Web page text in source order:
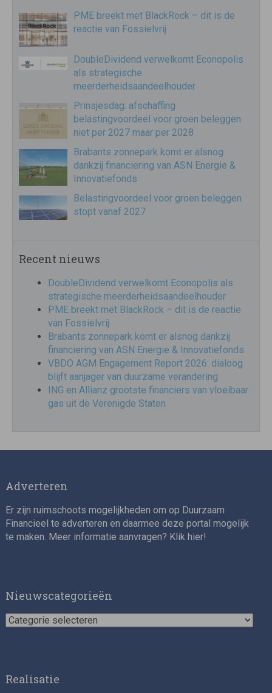
PME breekt met BlackRock – dit is de
reactie van Fossielvrij
DoubleDividend verwelkomt Econopolis
als strategische
meerderheidsaandeelhouder
Prinsjesdag: afschaffing
belastingvoordeel voor groen beleggen
niet per 2027 maar per 2028
Brabants zonnepark komt er alsnog
dankzij financiering van ASN Energie &
Innovatiefonds
Belastingvoordeel voor groen beleggen
stopt vanaf 2027
Recent nieuws
DoubleDividend verwelkomt Econopolis als
strategische meerderheidsaandeelhouder
PME breekt met BlackRock – dit is de reactie
van Fossielvrij
Brabants zonnepark komt er alsnog dankzij
financiering van ASN Energie & Innovatiefonds
VBDO AGM Engagement Report 2026: dialoog
blijft aanjager van duurzame verandering
ING en Allianz grootste financiers van vloeibaar
gas uit de Verenigde Staten
Adverteren
Er zijn ruimschoots mogelijkheden om op Duurzaam
Financieel te adverteren en daarmee deze portal mogelijk
te maken. Meer informatie aanvragen? Klik hier!
Nieuwscategorieën
Nieuwscategorieën
Realisatie